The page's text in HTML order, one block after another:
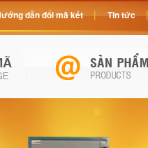
dẫn đổi mã két Tin tức